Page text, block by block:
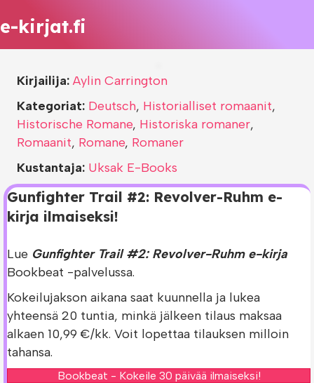
e-kirjat.fi
Gunfighter Trail #2: Revolver-Ruhm e-
kirja ilmaiseksi!
Lue Gunfighter Trail #2: Revolver-Ruhm e-kirja
Bookbeat -palvelussa.
Kokeilujakson aikana saat kuunnella ja lukea
yhteensä 20 tuntia, minkä jälkeen tilaus maksaa
alkaen 10,99 €/kk. Voit lopettaa tilauksen milloin
tahansa.
Bookbeat - Kokeile 30 päivää ilmaiseksi!
Kirjailija: Aylin Carrington
Kategoriat: Deutsch, Historialliset romaanit,
Historische Romane, Historiska romaner,
Romaanit, Romane, Romaner
Kustantaja: Uksak E-Books